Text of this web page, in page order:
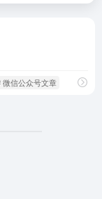
微信公众号文章